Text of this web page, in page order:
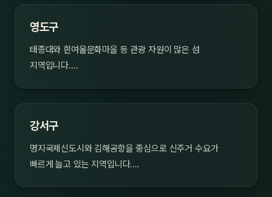
영도구
태종대와 흰여울문화마을 등 관광 자원이 많은 섬
지역입니다.…
강서구
명지국제신도시와 김해공항을 중심으로 신주거 수요가
빠르게 늘고 있는 지역입니다.…